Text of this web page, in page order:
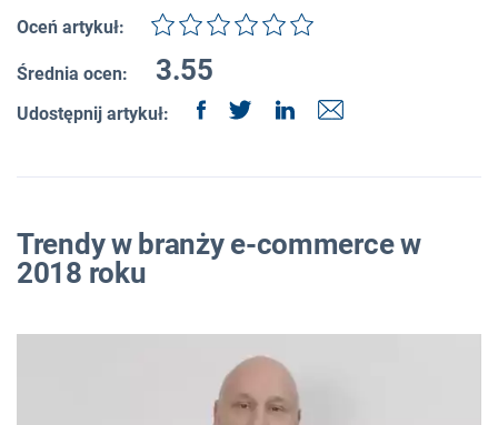
Oceń artykuł:
Średnia ocen: 3.55
Udostępnij artykuł:
Trendy w branży e-commerce w
2018 roku